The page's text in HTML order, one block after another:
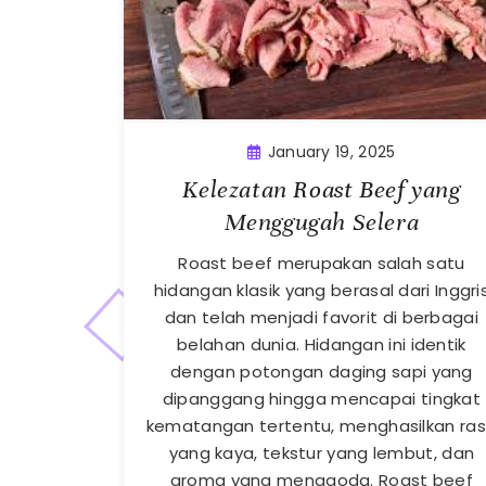
January 19, 2025
Kelezatan Roast Beef yang
Menggugah Selera
Roast beef merupakan salah satu
hidangan klasik yang berasal dari
dan telah menjadi favorit di berbagai
belahan dunia. Hidangan ini identik
dengan potongan daging sapi yang
dipanggang hingga mencapai tingkat
kematangan tertentu, menghasilkan
yang kaya, tekstur yang lembut, dan
aroma yang menggoda. Roast beef